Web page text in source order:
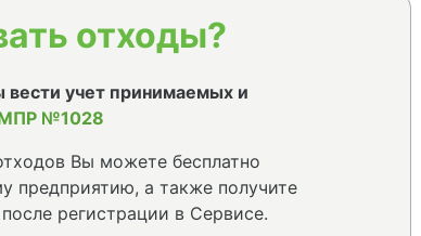
отходы?
вести учет принимаемых и
МПР №1028
Вы можете бесплатно
предприятию, а также получите
регистрации в Сервисе.